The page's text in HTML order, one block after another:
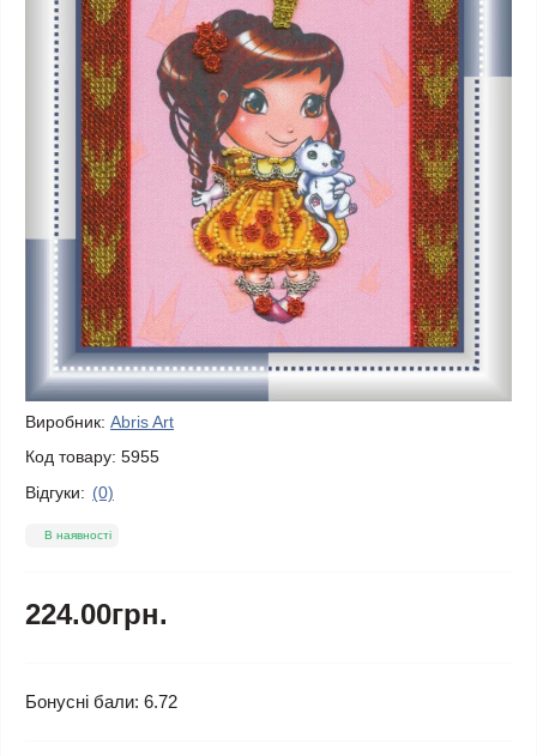
Виробник: Abris Art
Код товару: 5955
Відгуки: (0)
В наявності
224.00грн.
Бонусні бали: 6.72